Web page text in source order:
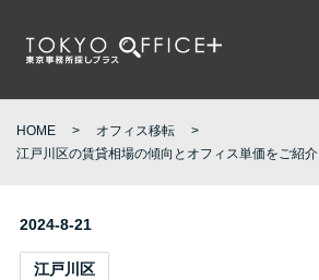
HOME
オフィス移転
江戸川区の賃貸相場の傾向とオフィス単価をご紹介
2024-8-21
江戸川区